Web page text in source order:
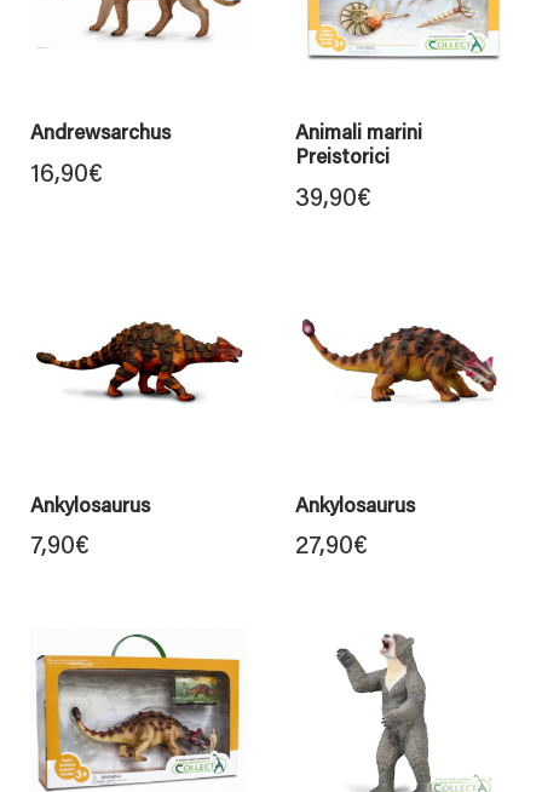
Andrewsarchus
16,90€
Animali marini
Preistorici
39,90€
Ankylosaurus
7,90€
Ankylosaurus
27,90€